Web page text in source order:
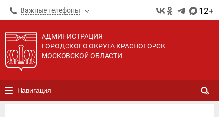
Важные телефоны 12+
АДМИНИСТРАЦИЯ
ГОРОДСКОГО ОКРУГА КРАСНОГОРСК
МОСКОВСКОЙ ОБЛАСТИ
Навигация